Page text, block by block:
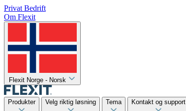
Privat Bedrift
Om Flexit
Flexit Norge - Norsk
Produkter Velg riktig løsning Tema Kontakt og support